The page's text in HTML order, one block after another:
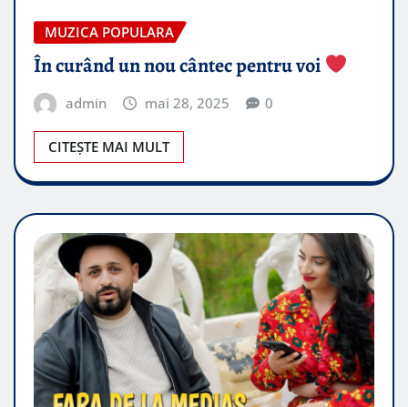
MUZICA POPULARA
În curând un nou cântec pentru voi
admin mai 28, 2025 0
CITEȘTE MAI MULT